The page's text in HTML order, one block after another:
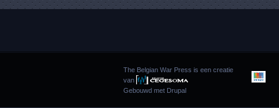
The Belgian War Press is een creatie
van
Gebouwd met Drupal